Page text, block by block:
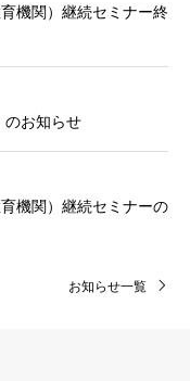
機関）継続セミナー終
のお知らせ
機関）継続セミナーの
お知らせ一覧